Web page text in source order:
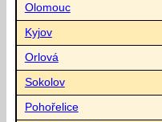
Olomouc
Kyjov
Orlová
Sokolov
Pohořelice